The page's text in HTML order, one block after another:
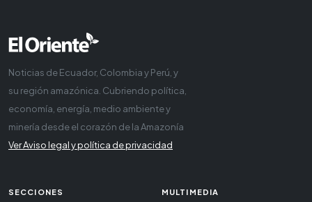
Noticias de Ecuador, Colombia y Perú, y
su región amazónica. Cubriendo política,
economía, energía, medio ambiente y
minería desde el corazón de la Amazonía
Ver Aviso legal y política de privacidad
SECCIONES MULTIMEDIA